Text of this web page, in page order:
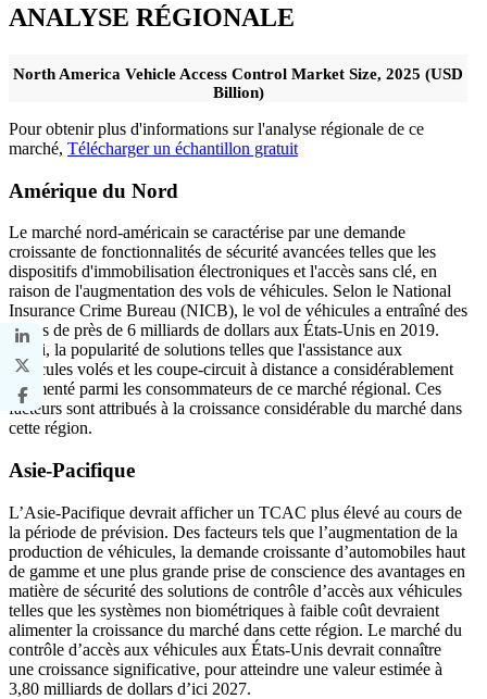
ANALYSE RÉGIONALE
North America Vehicle Access Control Market Size, 2025 (USD
Billion)
Pour obtenir plus d'informations sur l'analyse régionale de ce
marché, Télécharger un échantillon gratuit
Amérique du Nord
Le marché nord-américain se caractérise par une demande
croissante de fonctionnalités de sécurité avancées telles que les
dispositifs d'immobilisation électroniques et l'accès sans clé, en
raison de l'augmentation des vols de véhicules. Selon le National
Insurance Crime Bureau (NICB), le vol de véhicules a entraîné des
pertes de près de 6 milliards de dollars aux États-Unis en 2019.
Ainsi, la popularité de solutions telles que l'assistance aux
véhicules volés et les coupe-circuit à distance a considérablement
augmenté parmi les consommateurs de ce marché régional. Ces
facteurs sont attribués à la croissance considérable du marché dans
cette région.
Asie-Pacifique
L’Asie-Pacifique devrait afficher un TCAC plus élevé au cours de
la période de prévision. Des facteurs tels que l’augmentation de la
production de véhicules, la demande croissante d’automobiles haut
de gamme et une plus grande prise de conscience des avantages en
matière de sécurité des solutions de contrôle d’accès aux véhicules
telles que les systèmes non biométriques à faible coût devraient
alimenter la croissance du marché dans cette région. Le marché du
contrôle d’accès aux véhicules aux États-Unis devrait connaître
une croissance significative, pour atteindre une valeur estimée à
3,80 milliards de dollars d’ici 2027.